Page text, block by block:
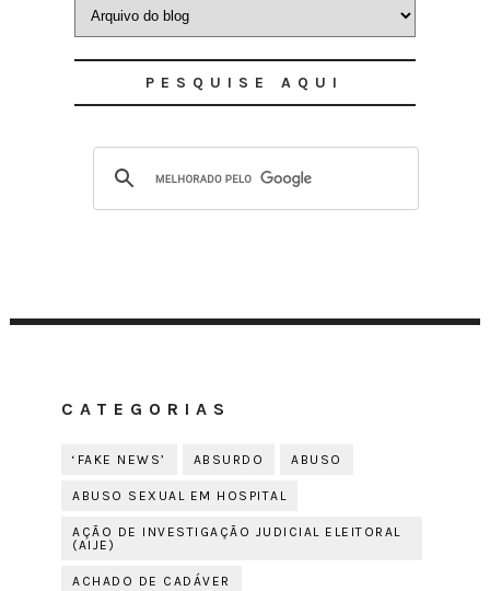
PESQUISE AQUI
CATEGORIAS
‘FAKE NEWS’ ABSURDO ABUSO
ABUSO SEXUAL EM HOSPITAL
AÇÃO DE INVESTIGAÇÃO JUDICIAL ELEITORAL
(AIJE)
ACHADO DE CADÁVER